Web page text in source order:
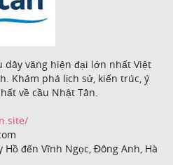
dây văng hiện đại lớn nhất Việt
Khám phá lịch sử, kiến trúc, ý
về cầu Nhật Tân.
đến Vĩnh Ngọc, Đông Anh, Hà